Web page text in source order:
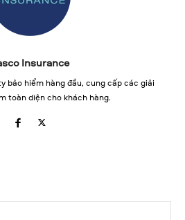
Insurance
bảo hiểm hàng đầu, cung cấp các giải
toàn diện cho khách hàng.